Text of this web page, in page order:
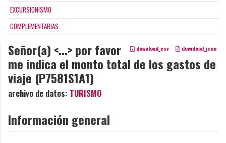
EXCURSIONISMO
COMPLEMENTARIAS
download_csv download_json
Señor(a) <...> por favor
me indica el monto total de los gastos de
viaje (P7581S1A1)
archivo de datos: TURISMO
Información general